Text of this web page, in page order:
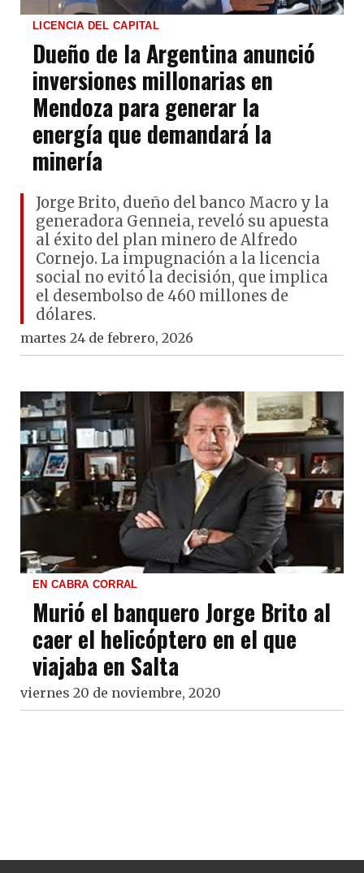
LICENCIA DEL CAPITAL
Dueño de la Argentina anunció
inversiones millonarias en
Mendoza para generar la
energía que demandará la
minería
Jorge Brito, dueño del banco Macro y la
generadora Genneia, reveló su apuesta
al éxito del plan minero de Alfredo
Cornejo. La impugnación a la licencia
social no evitó la decisión, que implica
el desembolso de 460 millones de
dólares.
martes 24 de febrero, 2026
EN CABRA CORRAL
Murió el banquero Jorge Brito al
caer el helicóptero en el que
viajaba en Salta
viernes 20 de noviembre, 2020